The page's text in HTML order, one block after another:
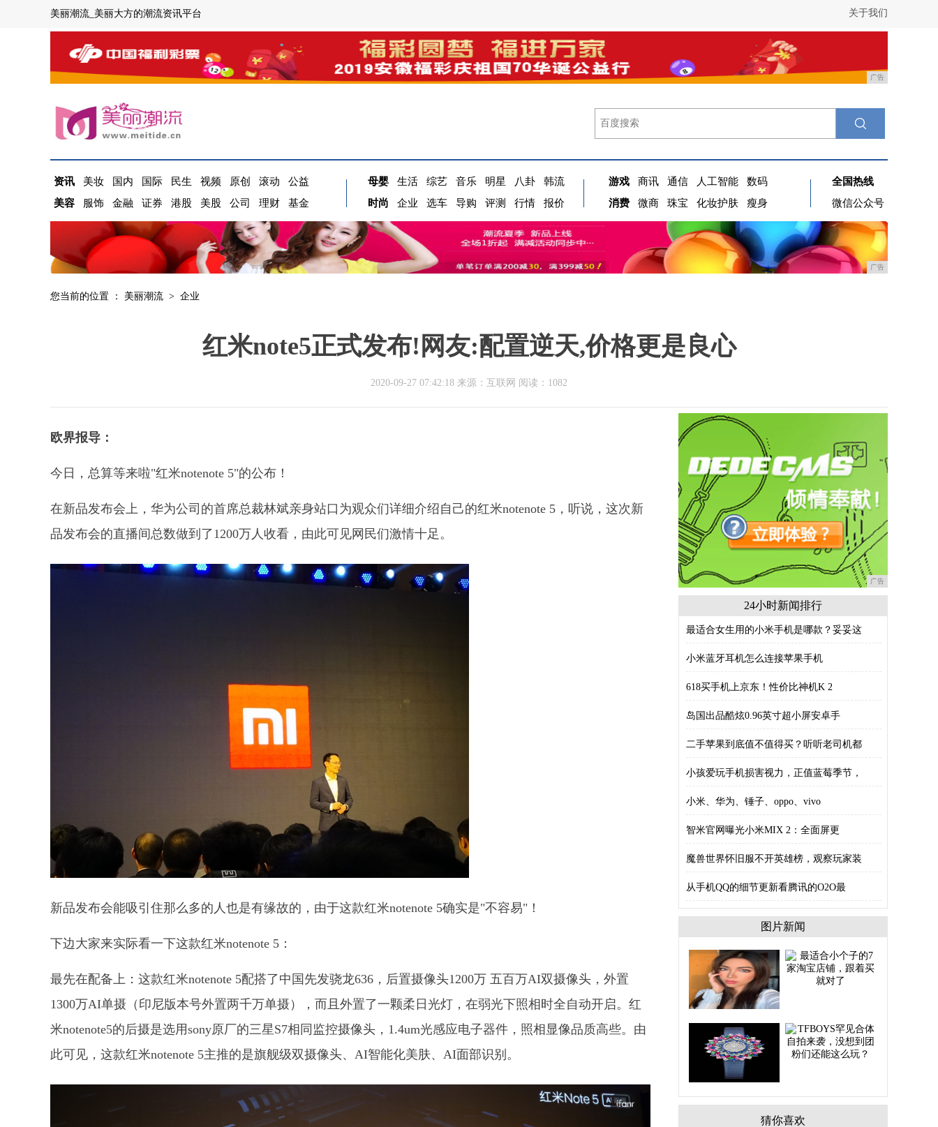
关于我们
美丽潮流_美丽大方的潮流资讯平台
广告
资讯 美妆 国内 国际 民生 视频 原创 滚动
公益
美容
服饰 金融 证券 港股 美股 公司 理财 基金
母婴 生活 综艺 音乐 明星 八卦
韩流
时尚
企业 选车 导购 评测 行情 报价
游戏 商讯 通信 人工智能
数码
消费
微商 珠宝 化妆护肤 瘦身
全国热线
微信公众号
广告
您当前的位置 ： 美丽潮流 > 企业
红米note5正式发布!网友:配置逆天,价格更是良心
2020-09-27 07:42:18 来源：互联网 阅读：1082
欧界报导：
今日，总算等来啦"红米notenote 5"的公布！
在新品发布会上，华为公司的首席总裁林斌亲身站口为观众们详细介绍自己的红米notenote 5，听说，这次新
品发布会的直播间总数做到了1200万人收看，由此可见网民们激情十足。
新品发布会能吸引住那么多的人也是有缘故的，由于这款红米notenote 5确实是"不容易"！
下边大家来实际看一下这款红米notenote 5：
最先在配备上：这款红米notenote 5配搭了中国先发骁龙636，后置摄像头1200万 五百万AI双摄像头，外置
1300万AI单摄（印尼版本号外置两千万单摄），而且外置了一颗柔日光灯，在弱光下照相时全自动开启。红
米notenote5的后摄是选用sony原厂的三星S7相同监控摄像头，1.4um光感应电子器件，照相显像品质高些。由
此可见，这款红米notenote 5主推的是旗舰级双摄像头、AI智能化美肤、AI面部识别。
广告
24小时新闻排行
最适合女生用的小米手机是哪款？妥妥这
小米蓝牙耳机怎么连接苹果手机
618买手机上京东！性价比神机K 2
岛国出品酷炫0.96英寸超小屏安卓手
二手苹果到底值不值得买？听听老司机都
小孩爱玩手机损害视力，正值蓝莓季节，
小米、华为、锤子、oppo、vivo
智米官网曝光小米MIX 2：全面屏更
魔兽世界怀旧服不开英雄榜，观察玩家装
从手机QQ的细节更新看腾讯的O2O最
图片新闻
猜你喜欢